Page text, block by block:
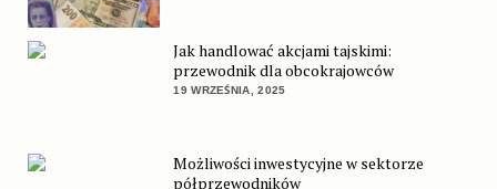
Jak handlować akcjami tajskimi:
przewodnik dla obcokrajowców
19 WRZEŚNIA, 2025
Możliwości inwestycyjne w sektorze
półprzewodników